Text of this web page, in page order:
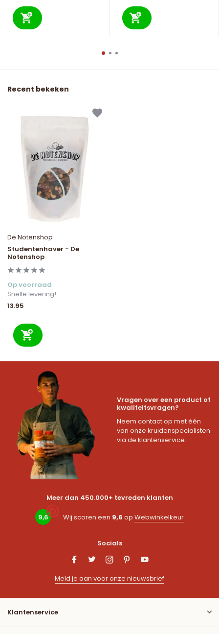
Recent bekeken
De Notenshop
Studentenhaver - De
Notenshop
Op voorraad
Snelle levering!
13.95
Vragen over een product of
kwaliteitsvragen?
Neem contact op met één
van onze kruidenspecialisten
via de klantenservice.
Meer dan 450.000+ tevreden klanten
9,6 Wij scoren een 9,6 op Webwinkelkeur
Socials
Meld je aan voor onze nieuwsbrief
Klantenservice